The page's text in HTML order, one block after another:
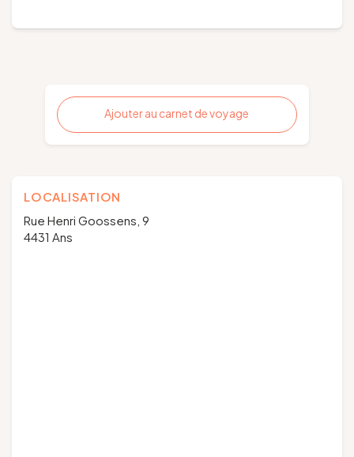
Ajouter au carnet de voyage
LOCALISATION
Rue Henri Goossens, 9
4431 Ans